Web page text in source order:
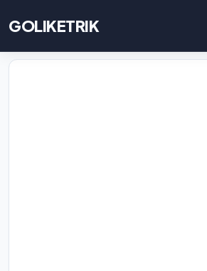
GOLIKETRIK